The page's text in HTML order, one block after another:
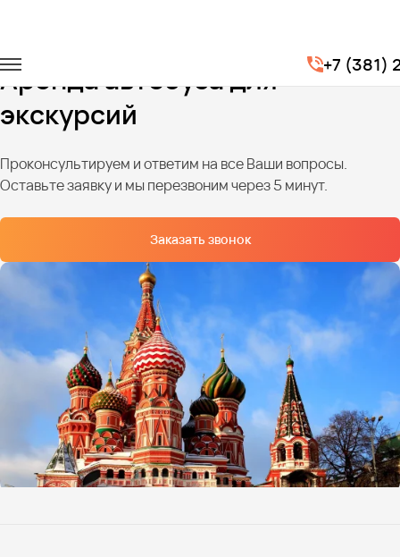
+7 (381)
Аренда автобуса для
экскурсий
Проконсультируем и ответим на все Ваши вопросы.
Оставьте заявку и мы перезвоним через 5 минут.
Заказать звонок